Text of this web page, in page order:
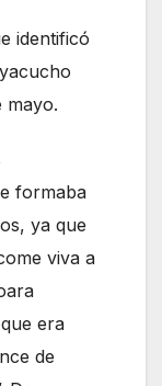
identificó
mayo.
formaba
ya que
viva a
era
de